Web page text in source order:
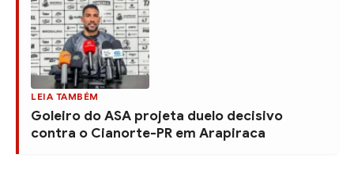
LEIA TAMBÉM
Goleiro do ASA projeta duelo decisivo
contra o Cianorte-PR em Arapiraca